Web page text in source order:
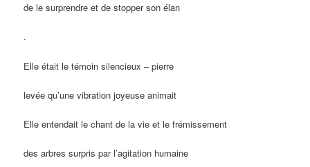
de le surprendre et de stopper son élan
.
Elle était le témoin silencieux – pierre
levée qu’une vibration joyeuse animait
Elle entendait le chant de la vie et le frémissement
des arbres surpris par l’agitation humaine